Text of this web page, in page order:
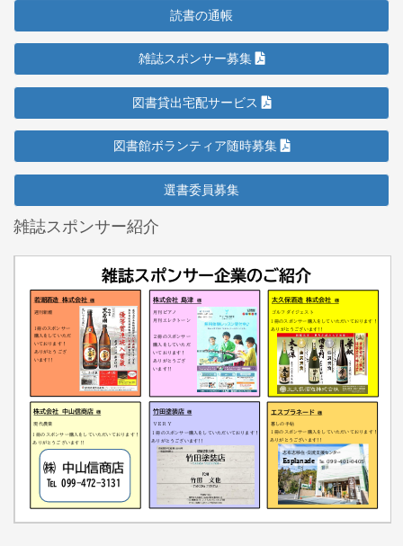
読書の通帳
雑誌スポンサー募集
図書貸出宅配サービス
図書館ボランティア随時募集
選書委員募集
雑誌スポンサー紹介